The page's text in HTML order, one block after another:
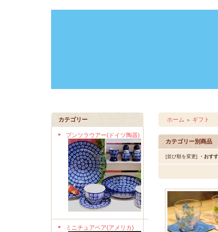
カテゴリー
ブンツラウアー(ドイツ陶器)
ミニチュアベア(アメリカ)
ホーム ＞ ギフト
カテゴリー別商品
[並び順を変更] ・おす